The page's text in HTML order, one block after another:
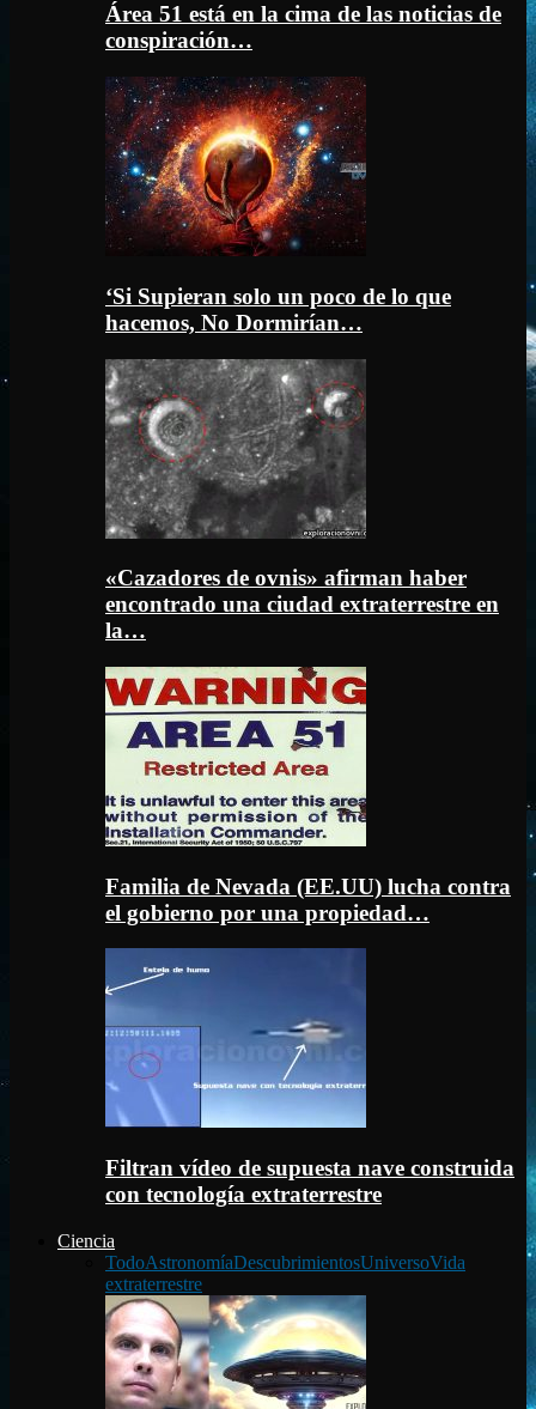
Área 51 está en la cima de las noticias de
conspiración…
‘Si Supieran solo un poco de lo que
hacemos, No Dormirían…
«Cazadores de ovnis» afirman haber
encontrado una ciudad extraterrestre en
la…
Familia de Nevada (EE.UU) lucha contra
el gobierno por una propiedad…
Filtran vídeo de supuesta nave construida
con tecnología extraterrestre
Ciencia
TodoAstronomíaDescubrimientosUniversoVida
extraterrestre